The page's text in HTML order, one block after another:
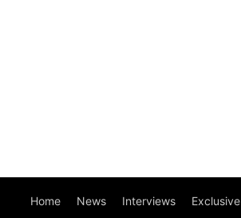
Home News Interviews Exclusive